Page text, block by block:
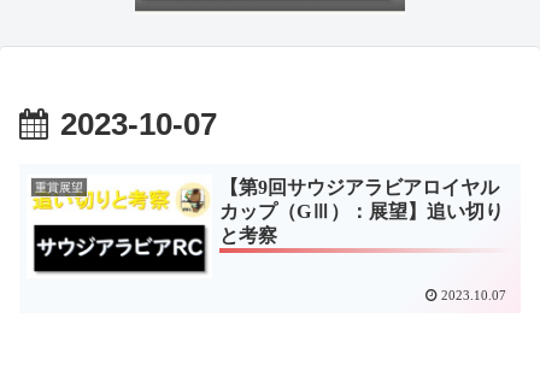
2023-10-07
重賞展望
【第9回サウジアラビアロイヤル
カップ（GⅢ）：展望】追い切り
と考察
2023.10.07